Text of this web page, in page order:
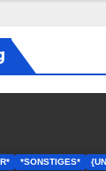
*SONSTIGES*